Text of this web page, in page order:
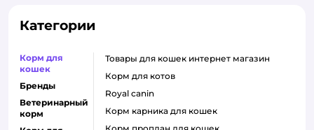
Категории
Корм для
кошек
Бренды
Ветеринарный
корм
товары для кошек интернет магазин
корм для котов
royal canin
корм карника для кошек
корм проплан для кошек